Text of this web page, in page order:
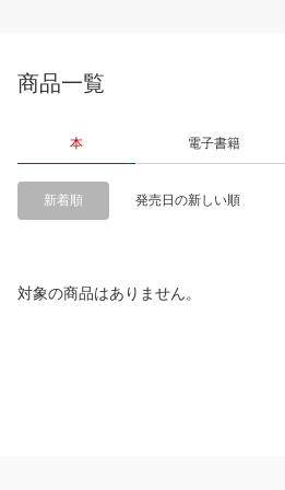
商品一覧
本 電子書籍
新着順 発売日の新しい順
対象の商品はありません。